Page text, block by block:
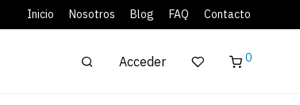
Inicio Nosotros Blog FAQ Contacto
Acceder 0